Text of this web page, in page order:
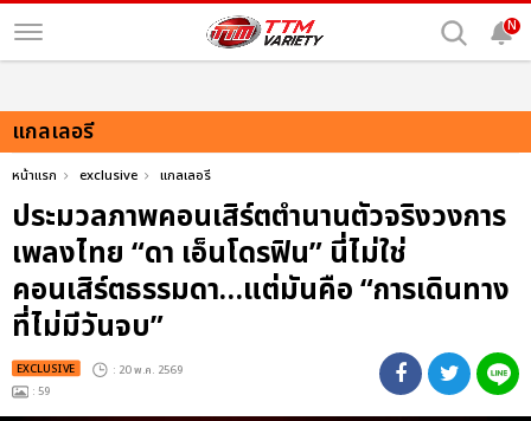
N
แกลเลอรี
หน้าแรก exclusive แกลเลอรี
ประมวลภาพคอนเสิร์ตตำนานตัวจริงวงการ
เพลงไทย “ดา เอ็นโดรฟิน” นี่ไม่ใช่
คอนเสิร์ตธรรมดา…แต่มันคือ “การเดินทาง
ที่ไม่มีวันจบ”
EXCLUSIVE : 20 พ.ค. 2569
: 59